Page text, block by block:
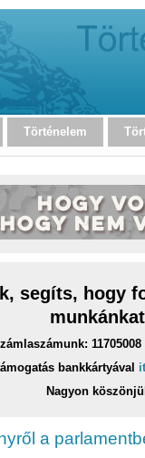
Történelem
segíts, hogy
11705008
bankkártyával
Nagyon
a